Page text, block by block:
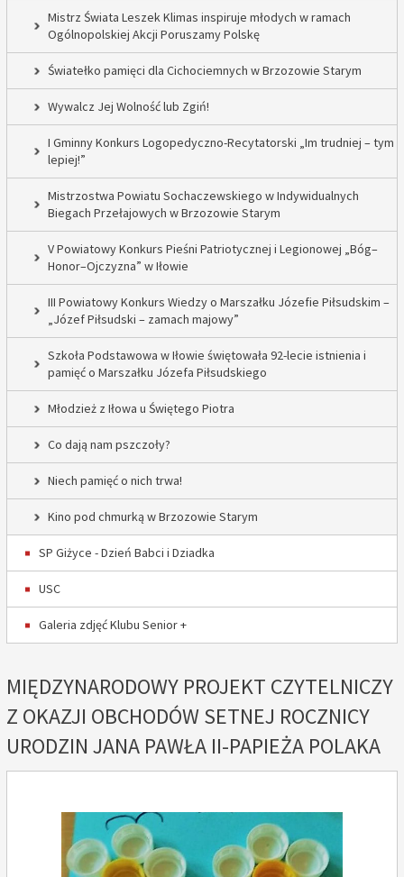
Mistrz Świata Leszek Klimas inspiruje młodych w ramach
Ogólnopolskiej Akcji Poruszamy Polskę
Światełko pamięci dla Cichociemnych w Brzozowie Starym
Wywalcz Jej Wolność lub Zgiń!
I Gminny Konkurs Logopedyczno-Recytatorski „Im trudniej – tym
lepiej!”
Mistrzostwa Powiatu Sochaczewskiego w Indywidualnych
Biegach Przełajowych w Brzozowie Starym
V Powiatowy Konkurs Pieśni Patriotycznej i Legionowej „Bóg–
Honor–Ojczyzna” w Iłowie
III Powiatowy Konkurs Wiedzy o Marszałku Józefie Piłsudskim –
„Józef Piłsudski – zamach majowy”
Szkoła Podstawowa w Iłowie świętowała 92-lecie istnienia i
pamięć o Marszałku Józefa Piłsudskiego
Młodzież z Iłowa u Świętego Piotra
Co dają nam pszczoły?
Niech pamięć o nich trwa!
Kino pod chmurką w Brzozowie Starym
SP Giżyce - Dzień Babci i Dziadka
USC
Galeria zdjęć Klubu Senior +
MIĘDZYNARODOWY PROJEKT CZYTELNICZY
Z OKAZJI OBCHODÓW SETNEJ ROCZNICY
URODZIN JANA PAWŁA II-PAPIEŻA POLAKA